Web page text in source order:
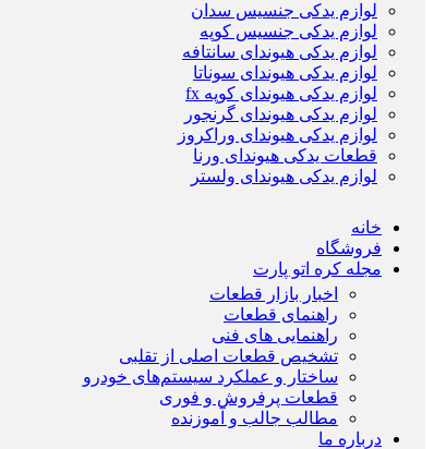
لوازم یدکی جنسیس سدان
لوازم یدکی جنسیس کوپه
لوازم یدکی هیوندای سانتافه
لوازم یدکی هیوندای سوناتا
لوازم یدکی هیوندای کوپه fx
لوازم یدکی هیوندای گرنجور
لوازم یدکی هیوندای وراکروز
قطعات یدکی هیوندای ورنا
لوازم یدکی هیوندای ولستر
خانه
فروشگاه
مجله کره اتو پارت
اخبار بازار قطعات
راهنمای قطعات
راهنمایی های فنی
تشخیص قطعات اصلی از تقلبی
ساختار و عملکرد سیستم‌های خودرو
قطعات پرفروش و فوری
مطالب جالب و آموزنده
درباره ما